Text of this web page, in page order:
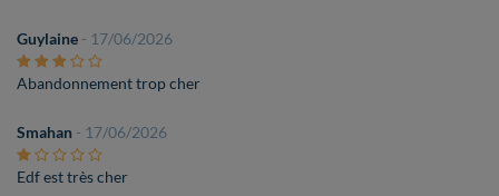
Guylaine - 17/06/2026
Abandonnement trop cher
Smahan - 17/06/2026
Edf est très cher